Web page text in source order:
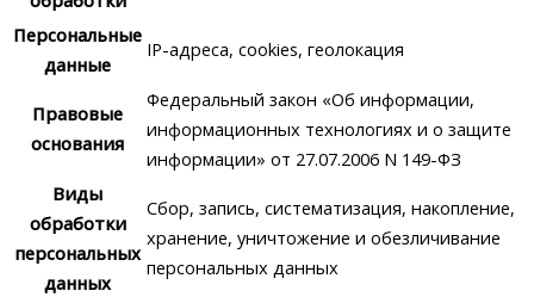
Персональные
данные
IP-адреса, cookies, геолокация
Правовые
основания
Федеральный закон «Об информации,
информационных технологиях и о защите
информации» от 27.07.2006 N 149-ФЗ
Виды
обработки
персональных
данных
Сбор, запись, систематизация, накопление,
хранение, уничтожение и обезличивание
персональных данных